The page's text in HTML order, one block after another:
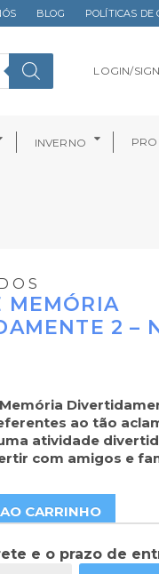
BLOG POLÍTICAS DE
LOGIN/
INVERNO
MEMÓRIA
2 –
ao tão
atividade
com amigos e
CARRINHO
e o prazo de